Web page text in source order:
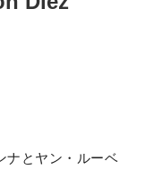
ナとヤン・ルーベ